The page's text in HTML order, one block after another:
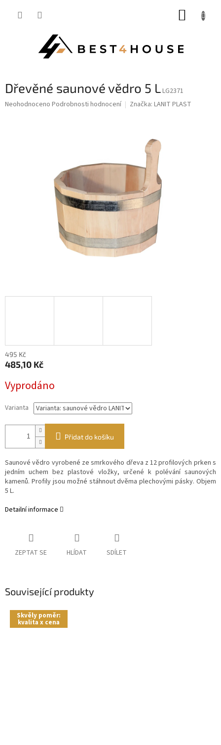
Dřevěné saunové vědro 5 LLG2371
Průměrné
Neohodnoceno Podrobnosti hodnocení Značka: LANIT PLAST
495 Kč
485,10 Kč
cena:
Vyprodáno
Varianta
Přidat do košíku
Saunové vědro vyrobené ze smrkového dřeva z 12 profilových prken s
jedním uchem bez plastové vložky, určené k polévání saunových
kamenů. Profily jsou možné stáhnout dvěma plechovými pásky. Objem
5 L.
Detailní informace
ZEPTAT SE HLÍDAT SDÍLET
Související produkty
Skvěly poměr:
kvalita x cena